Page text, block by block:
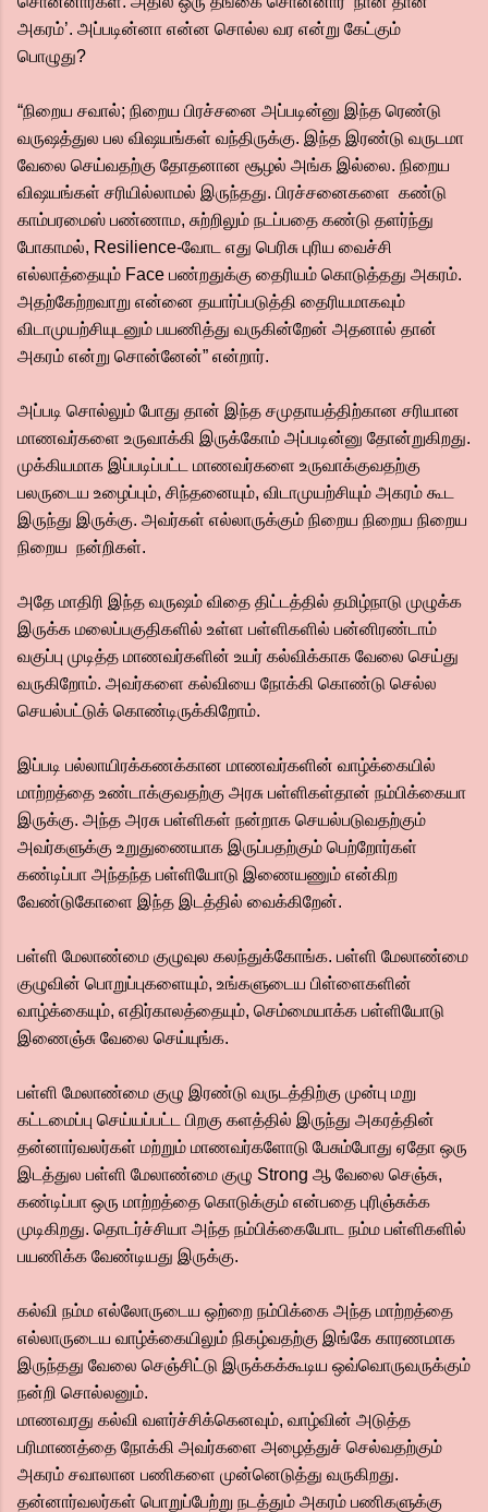
அகரம்’. அப்படின்னா என்ன சொல்ல வர என்று கேட்கும்
பொழுது?
“நிறைய சவால்; நிறைய பிரச்சனை அப்படின்னு இந்த ரெண்டு
வருஷத்துல பல விஷயங்கள் வந்திருக்கு. இந்த இரண்டு வருடமா
வேலை செய்வதற்கு தோதனான சூழல் அங்க இல்லை. நிறைய
விஷயங்கள் சரியில்லாமல் இருந்தது. பிரச்சனைகளை கண்டு
காம்பரமைஸ் பண்ணாம, சுற்றிலும் நடப்பதை கண்டு தளர்ந்து
போகாமல், Resilience-வோட எது பெரிசு புரிய வைச்சி
எல்லாத்தையும் Face பண்றதுக்கு தைரியம் கொடுத்தது அகரம்.
அதற்கேற்றவாறு என்னை தயார்ப்படுத்தி தைரியமாகவும்
விடாமுயற்சியுடனும் பயணித்து வருகின்றேன் அதனால் தான்
அகரம் என்று சொன்னேன்” என்றார்.
அப்படி சொல்லும் போது தான் இந்த சமுதாயத்திற்கான சரியான
மாணவர்களை உருவாக்கி இருக்கோம் அப்படின்னு தோன்றுகிறது.
முக்கியமாக இப்படிப்பட்ட மாணவர்களை உருவாக்குவதற்கு
பலருடைய உழைப்பும், சிந்தனையும், விடாமுயற்சியும் அகரம் கூட
இருந்து இருக்கு. அவர்கள் எல்லாருக்கும் நிறைய நிறைய நிறைய
நிறைய நன்றிகள்.
அதே மாதிரி இந்த வருஷம் விதை திட்டத்தில் தமிழ்நாடு முழுக்க
இருக்க மலைப்பகுதிகளில் உள்ள பள்ளிகளில் பன்னிரண்டாம்
வகுப்பு முடித்த மாணவர்களின் உயர் கல்விக்காக வேலை செய்து
வருகிறோம். அவர்களை கல்வியை நோக்கி கொண்டு செல்ல
செயல்பட்டுக் கொண்டிருக்கிறோம்.
இப்படி பல்லாயிரக்கணக்கான மாணவர்களின் வாழ்க்கையில்
மாற்றத்தை உண்டாக்குவதற்கு அரசு பள்ளிகள்தான் நம்பிக்கையா
இருக்கு. அந்த அரசு பள்ளிகள் நன்றாக செயல்படுவதற்கும்
அவர்களுக்கு உறுதுணையாக இருப்பதற்கும் பெற்றோர்கள்
கண்டிப்பா அந்தந்த பள்ளியோடு இணையணும் என்கிற
வேண்டுகோளை இந்த இடத்தில் வைக்கிறேன்.
பள்ளி மேலாண்மை குழுவுல கலந்துக்கோங்க. பள்ளி மேலாண்மை
குழுவின் பொறுப்புகளையும், உங்களுடைய பிள்ளைகளின்
வாழ்க்கையும், எதிர்காலத்தையும், செம்மையாக்க பள்ளியோடு
இணைஞ்சு வேலை செய்யுங்க.
பள்ளி மேலாண்மை குழு இரண்டு வருடத்திற்கு முன்பு மறு
கட்டமைப்பு செய்யப்பட்ட பிறகு களத்தில் இருந்து அகரத்தின்
தன்னார்வலர்கள் மற்றும் மாணவர்களோடு பேசும்போது ஏதோ ஒரு
இடத்துல பள்ளி மேலாண்மை குழு Strong ஆ வேலை செஞ்சு,
கண்டிப்பா ஒரு மாற்றத்தை கொடுக்கும் என்பதை புரிஞ்சுக்க
முடிகிறது. தொடர்ச்சியா அந்த நம்பிக்கையோட நம்ம பள்ளிகளில்
பயணிக்க வேண்டியது இருக்கு.
கல்வி நம்ம எல்லோருடைய ஒற்றை நம்பிக்கை அந்த மாற்றத்தை
எல்லாருடைய வாழ்க்கையிலும் நிகழ்வதற்கு இங்கே காரணமாக
இருந்தது வேலை செஞ்சிட்டு இருக்கக்கூடிய ஒவ்வொருவருக்கும்
நன்றி சொல்லனும்.
மாணவரது கல்வி வளர்ச்சிக்கெனவும், வாழ்வின் அடுத்த
பரிமாணத்தை நோக்கி அவர்களை அழைத்துச் செல்வதற்கும்
அகரம் சவாலான பணிகளை முன்னெடுத்து வருகிறது.
தன்னார்வலர்கள் பொறுப்பேற்று நடத்தும் அகரம் பணிகளுக்கு